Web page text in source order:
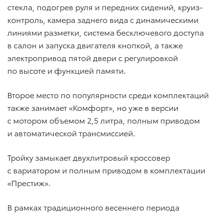
стекла, подогрев руля и передних сидений, круиз-
контроль, камера заднего вида с динамическими
линиями разметки, система бесключевого доступа
в салон и запуска двигателя кнопкой, а также
электропривод пятой двери с регулировкой
по высоте и функцией памяти.
Второе место по популярности среди комплектаций
также занимает «Комфорт», но уже в версии
с мотором объемом 2,5 литра, полным приводом
и автоматической трансмиссией.
Тройку замыкает двухлитровый кроссовер
с вариатором и полным приводом в комплектации
«Престиж».
В рамках традиционного весеннего периода